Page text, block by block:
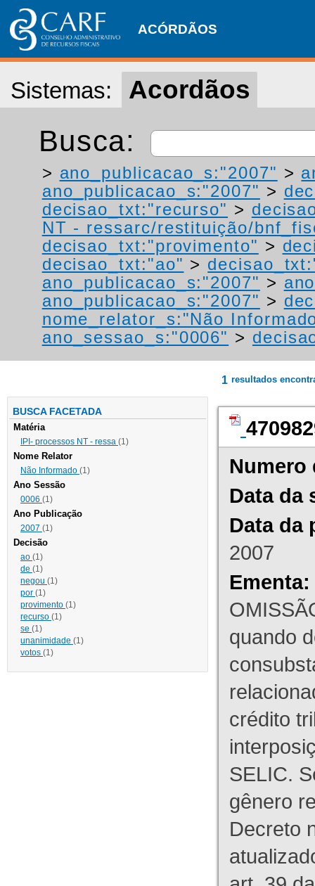
ACÓRDÃOS
Sistemas: Acordãos
Busca:
> ano_publicacao_s:"2007" >
ano_publicacao_s:"2007" >
decisao_txt:"recurso" >
NT - ressarc/restituição/
decisao_txt:"provimento" >
decisao_txt:"ao" >
ano_publicacao_s:"2007" >
ano_publicacao_s:"2007" >
nome_relator_s:"Não
ano_sessao_s:"0006" >
BUSCA FACETADA
Matéria
IPI- processos NT - ressa (1)
Nome Relator
Não Informado (1)
Ano Sessão
0006 (1)
Ano Publicação
2007 (1)
Decisão
ao (1)
de (1)
negou (1)
por (1)
provimento (1)
recurso (1)
se (1)
unanimidade (1)
votos (1)
1 resultados
Numero
Data da
Data da
2007
Ementa:
quando
crédito
SELIC.
gênero
Decreto